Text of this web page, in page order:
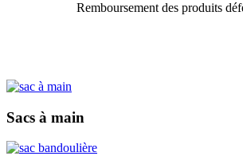
Remboursement des produits
Sacs à main